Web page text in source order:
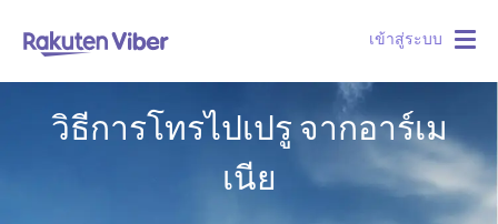
เข้าสู่ระบบ
วิธีการโทรไปเปรู จากอาร์เม
เนีย